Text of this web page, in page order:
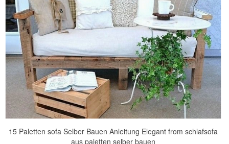
15 Paletten sofa Selber Bauen Anleitung Elegant from schlafsofa
aus paletten selber bauen